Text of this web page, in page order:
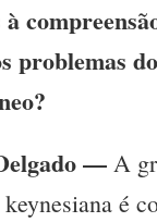
problemas
— A
é